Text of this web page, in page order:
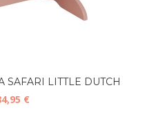
SAFARI LITTLE DUTCH
€